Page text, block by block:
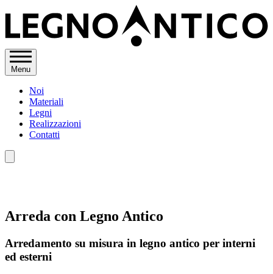
Menu
Noi
Materiali
Legni
Realizzazioni
Contatti
Arreda con Legno Antico
Arredamento su misura in legno antico per interni
ed esterni